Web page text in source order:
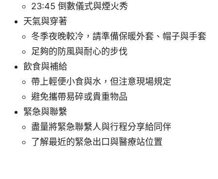
23:45 倒數儀式與煙火秀
天氣與穿著
冬季夜晚較冷，請準備保暖外套、帽子與手套
足夠的防風與耐心的步伐
飲食與補給
帶上輕便小食與水，但注意現場規定
避免攜帶易碎或貴重物品
緊急與聯繫
盡量將緊急聯繫人與行程分享給同伴
了解最近的緊急出口與醫療站位置